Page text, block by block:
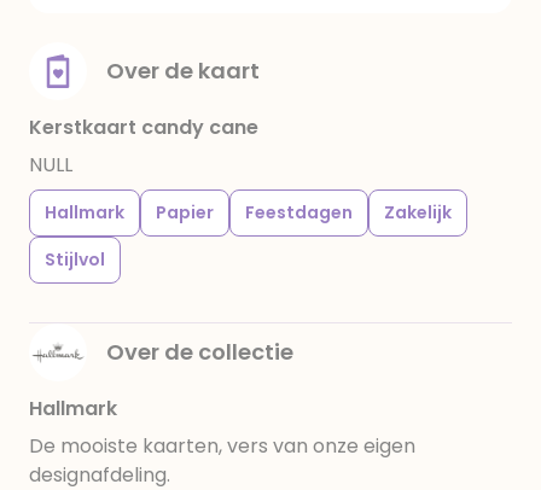
Over de kaart
Kerstkaart candy cane
NULL
Hallmark Papier Feestdagen
Zakelijk
Stijlvol
Over de collectie
Hallmark
De mooiste kaarten, vers van onze eigen
designafdeling.